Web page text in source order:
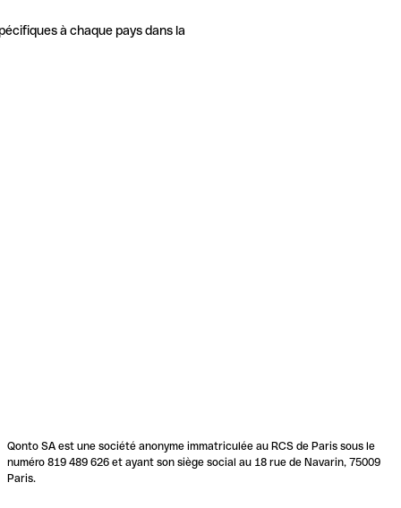
à chaque pays dans la
Qonto SA est une société anonyme immatriculée au RCS de Paris sous le
numéro 819 489 626 et ayant son siège social au 18 rue de Navarin, 75009
Paris.